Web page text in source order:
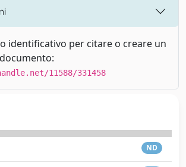
identificativo per citare o creare un
11588/331458
ND